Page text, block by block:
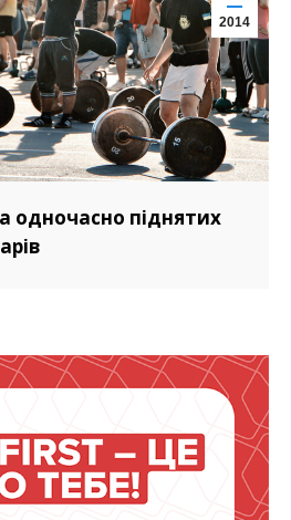
2014
одночасно піднятих